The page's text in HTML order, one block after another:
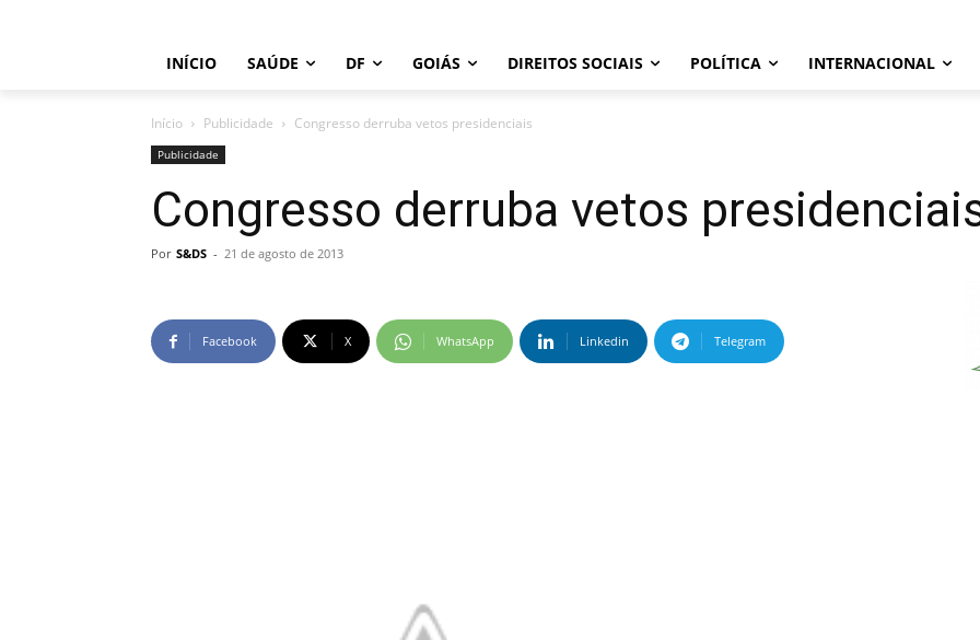
INÍCIO SAÚDE DF GOIÁS DIREITOS SOCIAIS POLÍTICA INTERNACIONAL
Início Publicidade Congresso derruba vetos presidenciais
Publicidade
Congresso derruba vetos
Por S&DS - 21 de agosto de 2013
Facebook X WhatsApp Linkedin Telegram